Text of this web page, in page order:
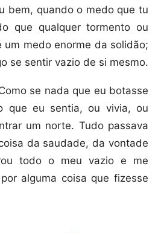
bem, quando o medo que tu
que qualquer tormento ou
medo enorme da solidão;
se sentir vazio de si mesmo.
se nada que eu botasse
que eu sentia, ou vivia, ou
um norte. Tudo passava
da saudade, da vontade
todo o meu vazio e me
alguma coisa que fizesse